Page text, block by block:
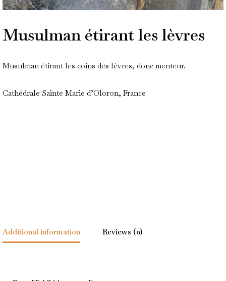
Musulman étirant les lèvres
Musulman étirant les coins des lèvres, donc menteur.
Cathédrale Sainte Marie d’Oloron, France
Additional information Reviews (0)